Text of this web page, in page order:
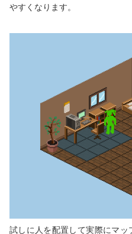
やすくなります。
試しに人を配置して実際にマ